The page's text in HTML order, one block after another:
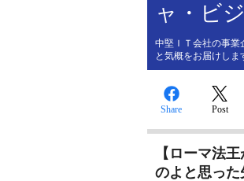
ャ・ビ
中堅ＩＴ会社の事業
と気概をお届けしま
Share Post
【ローマ法
のよと思った